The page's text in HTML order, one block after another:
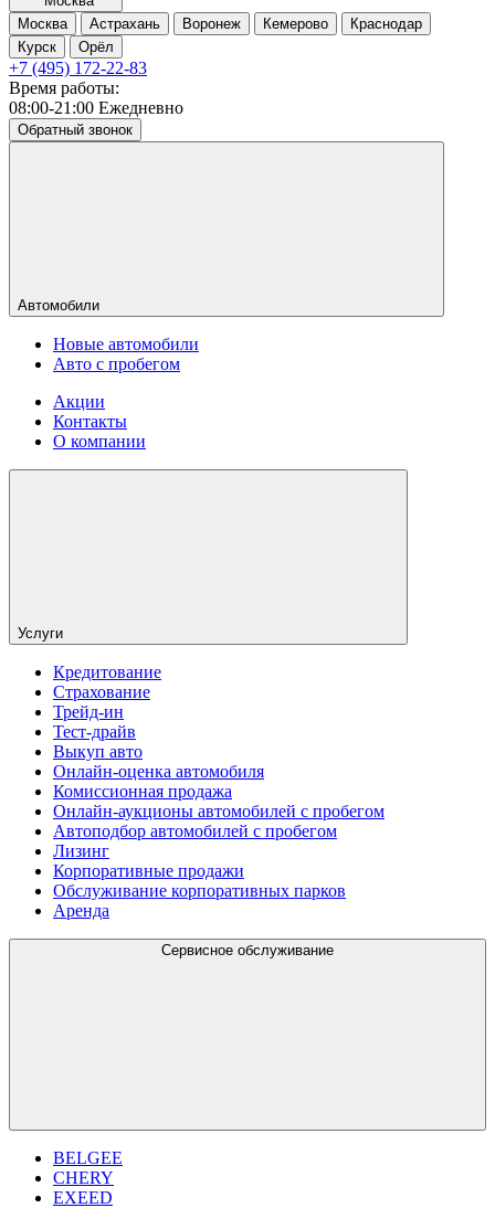
Москва
Астрахань Воронеж Кемерово
Краснодар
Курск
Орёл
+7 (495) 172-22-83
Время работы:
08:00-21:00 Ежедневно
Обратный звонок
Автомобили
Новые автомобили
Авто с пробегом
Акции
Контакты
О компании
Услуги
Кредитование
Страхование
Трейд-ин
Тест-драйв
Выкуп авто
Онлайн-оценка автомобиля
Комиссионная продажа
Онлайн-аукционы автомобилей с пробегом
Автоподбор автомобилей с пробегом
Лизинг
Корпоративные продажи
Обслуживание корпоративных парков
Аренда
Сервисное обслуживание
BELGEE
CHERY
EXEED